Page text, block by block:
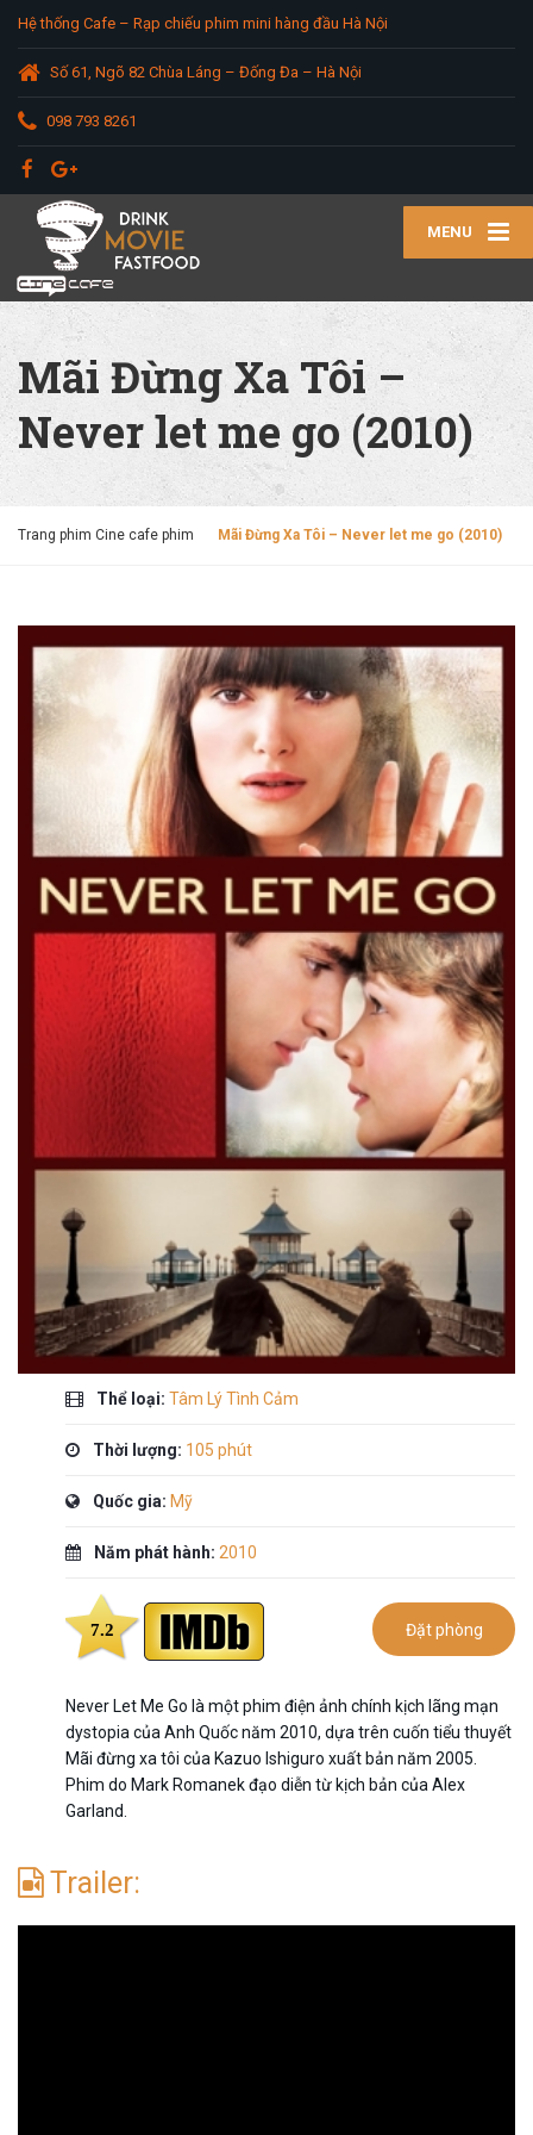
Hệ thống Cafe – Rạp chiếu phim mini hàng đầu Hà Nội
Số 61, Ngõ 82 Chùa Láng – Đống Đa – Hà Nội
098 793 8261
MENU
Mãi Đừng Xa Tôi –
Never let me go (2010)
Trang phim Cine cafe phim Mãi Đừng Xa Tôi – Never let me go (2010)
Thể loại: Tâm Lý Tình Cảm
Thời lượng: 105 phút
Quốc gia: Mỹ
Năm phát hành: 2010
7.2 Đặt phòng
Never Let Me Go là một phim điện ảnh chính kịch lãng mạn
dystopia của Anh Quốc năm 2010, dựa trên cuốn tiểu thuyết
Mãi đừng xa tôi của Kazuo Ishiguro xuất bản năm 2005.
Phim do Mark Romanek đạo diễn từ kịch bản của Alex
Garland.
Trailer: